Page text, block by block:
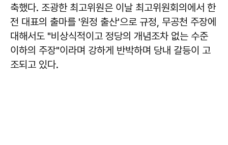
축했다. 조광한 최고위원은 이날 최고위원회의에서 한
전 대표의 출마를 '원정 출산'으로 규정, 무공천 주장에
대해서도 "비상식적이고 정당의 개념조차 없는 수준
이하의 주장"이라며 강하게 반박하며 당내 갈등이 고
조되고 있다.